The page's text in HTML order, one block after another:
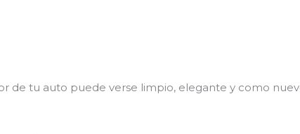
de tu auto puede verse limpio, elegante y como